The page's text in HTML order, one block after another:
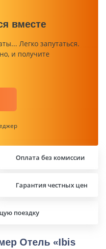
вместе
Легко запутаться.
и получите
Оплата без комиссии
поездку
Гарантия честных цен
Отель «Ibis